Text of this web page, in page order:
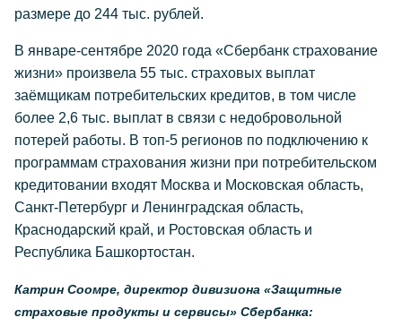
размере до 244 тыс. рублей.
В январе-сентябре 2020 года «Сбербанк страхование
жизни» произвела 55 тыс. страховых выплат
заёмщикам потребительских кредитов, в том числе
более 2,6 тыс. выплат в связи с недобровольной
потерей работы. В топ-5 регионов по подключению к
программам страхования жизни при потребительском
кредитовании входят Москва и Московская область,
Санкт-Петербург и Ленинградская область,
Краснодарский край, и Ростовская область и
Республика Башкортостан.
Катрин Соомре, директор дивизиона «Защитные
страховые продукты и сервисы» Сбербанка: